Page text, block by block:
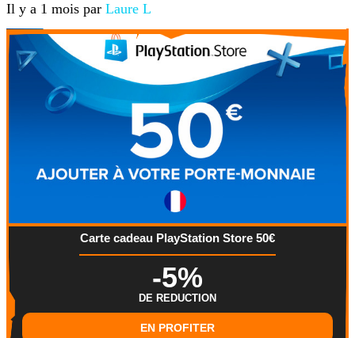
Il y a 1 mois par Laure L
Carte cadeau PlayStation Store 50€
-5%
DE REDUCTION
EN PROFITER